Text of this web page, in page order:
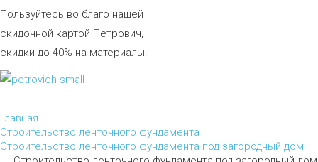
Пользуйтесь во благо нашей
скидочной картой Петрович,
скидки до 40% на материалы.
Главная
Строительство ленточного фундамента
Строительство ленточного фундамента под загородный дом